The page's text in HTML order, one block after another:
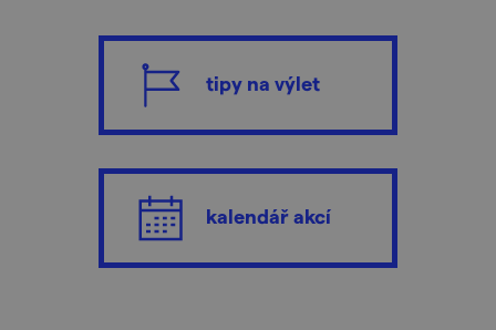
tipy na výlet
kalendář akcí